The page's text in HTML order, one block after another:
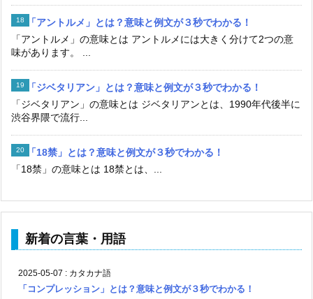
「アントルメ」とは？意味と例文が３秒でわかる！
「アントルメ」の意味とは アントルメには大きく分けて2つの意
味があります。 ...
「ジベタリアン」とは？意味と例文が３秒でわかる！
「ジベタリアン」の意味とは ジベタリアンとは、1990年代後半に
渋谷界隈で流行...
「18禁」とは？意味と例文が３秒でわかる！
「18禁」の意味とは 18禁とは、...
新着の言葉・用語
2025-05-07 : カタカナ語
「コンプレッション」とは？意味と例文が３秒でわかる！